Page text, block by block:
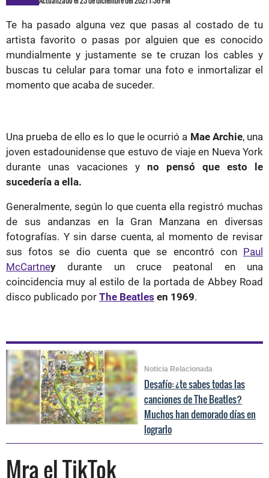
Te ha pasado alguna vez que pasas al costado de tu
artista favorito o pasas por alguien que es conocido
mundialmente y justamente se te cruzan los cables y
buscas tu celular para tomar una foto e inmortalizar el
momento que acaba de suceder.
Una prueba de ello es lo que le ocurrió a Mae Archie, una
joven estadounidense que estuvo de viaje en Nueva York
durante unas vacaciones y no pensó que esto le
sucedería a ella.
Generalmente, según lo que cuenta ella registró muchas
de sus andanzas en la Gran Manzana en diversas
fotografías. Y sin darse cuenta, al momento de revisar
sus fotos se dio cuenta que se encontró con Paul
McCartney durante un cruce peatonal en una
coincidencia muy al estilo de la portada de Abbey Road
disco publicado por The Beatles en 1969.
Noticia Relacionada
Desafío: ¿te sabes todas las
canciones de The Beatles?
Muchos han demorado días en
lograrlo
Mra el TikTok